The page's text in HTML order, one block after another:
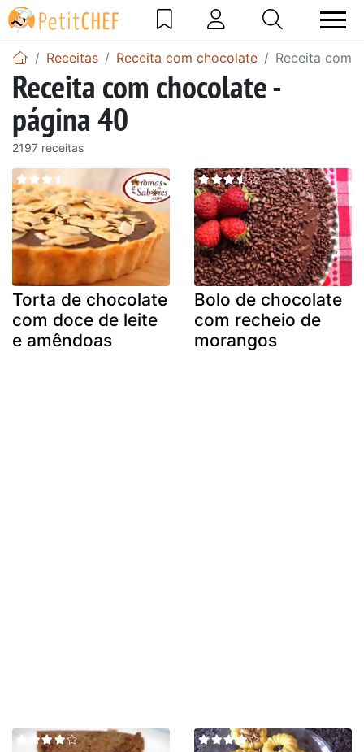
Receitas Receita com chocolate Receita com
Receita com chocolate -
página 40
2197 receitas
Torta de chocolate
com doce de leite
e amêndoas
Bolo de chocolate
com recheio de
morangos